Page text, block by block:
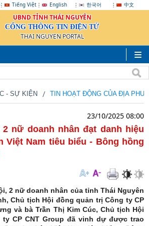
Tiếng Việt English 한국어 中文
UBND TỈNH THÁI NGUYÊN
CỔNG THÔNG TIN ĐIỆN TỬ
THAI NGUYEN PORTAL
- SỰ KIỆN TIN HOẠT ĐỘNG CỦA ĐỊA
23/10/2025 08:00
2 nữ doanh nhân đạt danh hiệu
Việt Nam tiêu biểu - Bông hồng
2 nữ doanh nhân của tỉnh Thái Nguyên
Chủ tịch Hội đồng quản trị Công ty CP
và bà Trần Thị Kim Cúc, Chủ tịch Hội
CP CNT Group đã vinh dự được trao